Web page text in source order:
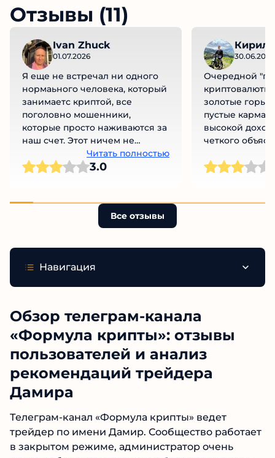
Отзывы (11)
Ivan Zhuck
01.07.2026
Я еще не встречал ни одного
нормаьного человека, который
занимаетс криптой, все
поголовно мошенники,
которые просто наживаются за
наш счет. Этот ничем не
отличается от нихЧитать полностью
3.0
30.06.2026
Очередной
криптовалюты
золотые горы,
пустые
высокой
четкого
выглядят
инвесторов и
тщательно
и не
Все отзывы
Навигация
Обзор телеграм-канала
«Формула крипты»: отзывы
пользователей и анализ
рекомендаций трейдера
Дамира
Телеграм-канал «Формула крипты» ведет
трейдер по имени Дамир. Сообщество
работает в закрытом режиме, администратор